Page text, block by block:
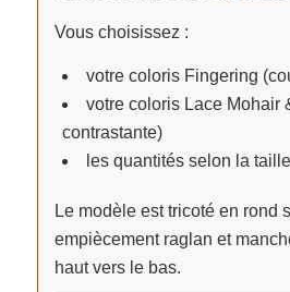
Vous choisissez :
votre coloris Fingering
votre coloris Lace Mohair
contrastante)
les quantités selon la
Le modèle est tricoté en rond
empiècement raglan et
haut vers le bas.